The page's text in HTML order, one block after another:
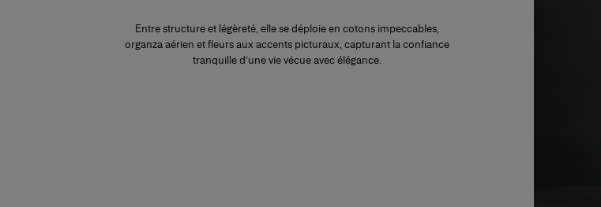
Entre structure et légèreté, elle se déploie en cotons impeccables,
organza aérien et fleurs aux accents picturaux, capturant la confiance
tranquille d’une vie vécue avec élégance.